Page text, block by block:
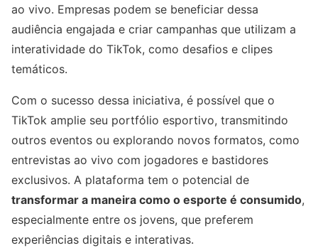
ao vivo. Empresas podem se beneficiar dessa
audiência engajada e criar campanhas que utilizam a
interatividade do TikTok, como desafios e clipes
temáticos.
Com o sucesso dessa iniciativa, é possível que o
TikTok amplie seu portfólio esportivo, transmitindo
outros eventos ou explorando novos formatos, como
entrevistas ao vivo com jogadores e bastidores
exclusivos. A plataforma tem o potencial de
transformar a maneira como o esporte é consumido,
especialmente entre os jovens, que preferem
experiências digitais e interativas.